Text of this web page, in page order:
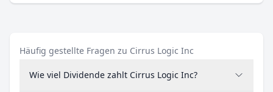
Häufig gestellte Fragen zu Cirrus Logic Inc
Wie viel Dividende zahlt Cirrus Logic Inc?